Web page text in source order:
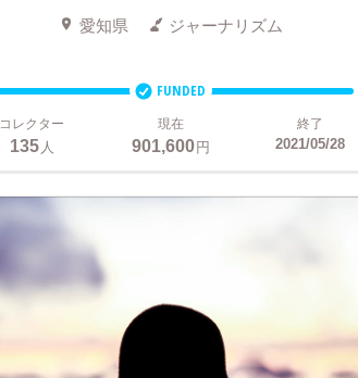
愛知県 ジャーナリズム
FUNDED
コレクター
135人
現在
901,600円
終了
2021/05/28